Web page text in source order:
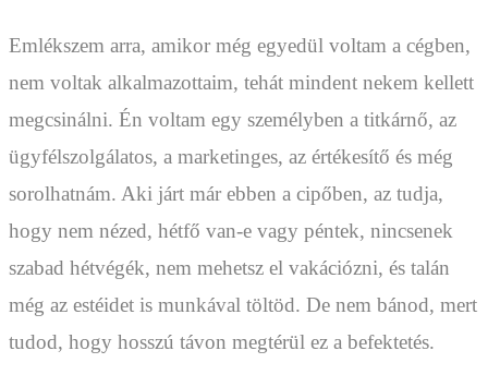
Emlékszem arra, amikor még egyedül voltam a cégben,
nem voltak alkalmazottaim, tehát mindent nekem kellett
megcsinálni. Én voltam egy személyben a titkárnő, az
ügyfélszolgálatos, a marketinges, az értékesítő és még
sorolhatnám. Aki járt már ebben a cipőben, az tudja,
hogy nem nézed, hétfő van-e vagy péntek, nincsenek
szabad hétvégék, nem mehetsz el vakációzni, és talán
még az estéidet is munkával töltöd. De nem bánod, mert
tudod, hogy hosszú távon megtérül ez a befektetés.